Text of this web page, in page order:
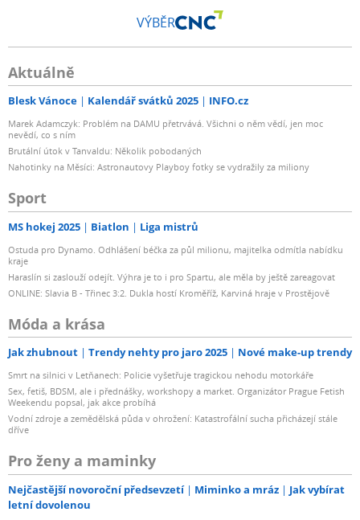
VÝBĚR
Aktuálně
Blesk Vánoce Kalendář svátků 2025 INFO.cz
Marek Adamczyk: Problém na DAMU přetrvává. Všichni o něm vědí, jen moc
nevědí, co s ním
Brutální útok v Tanvaldu: Několik pobodaných
Nahotinky na Měsíci: Astronautovy Playboy fotky se vydražily za miliony
Sport
MS hokej 2025 Biatlon Liga mistrů
Ostuda pro Dynamo. Odhlášení béčka za půl milionu, majitelka odmítla nabídku
kraje
Haraslín si zaslouží odejít. Výhra je to i pro Spartu, ale měla by ještě zareagovat
ONLINE: Slavia B - Třinec 3:2. Dukla hostí Kroměříž, Karviná hraje v Prostějově
Móda a krása
Jak zhubnout Trendy nehty pro jaro 2025 Nové make-up trendy
Smrt na silnici v Letňanech: Policie vyšetřuje tragickou nehodu motorkáře
Sex, fetiš, BDSM, ale i přednášky, workshopy a market. Organizátor Prague Fetish
Weekendu popsal, jak akce probíhá
Vodní zdroje a zemědělská půda v ohrožení: Katastrofální sucha přicházejí stále
dříve
Pro ženy a maminky
Nejčastější novoroční předsevzetí Miminko a mráz
Jak vybírat
letní dovolenou